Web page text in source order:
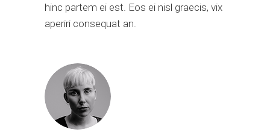
hinc partem ei est. Eos ei nisl graecis, vix
aperiri consequat an.